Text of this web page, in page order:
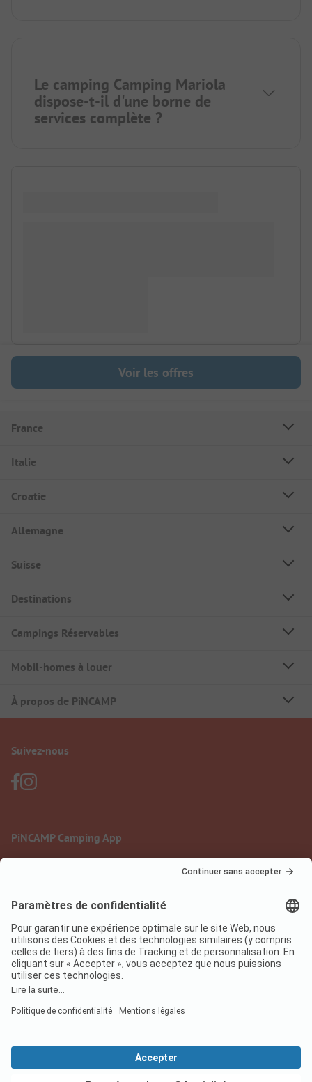
Le camping Camping Mariola
dispose-t-il d'une borne de
services complète ?
Voir les offres
France
Italie
Croatie
Allemagne
Suisse
Destinations
Campings Réservables
Mobil-homes à louer
À propos de PiNCAMP
Suivez-nous
PiNCAMP Camping App
Mentions légales
Protection des données
Conditions d'utilisation
Règlement sur les services numériques